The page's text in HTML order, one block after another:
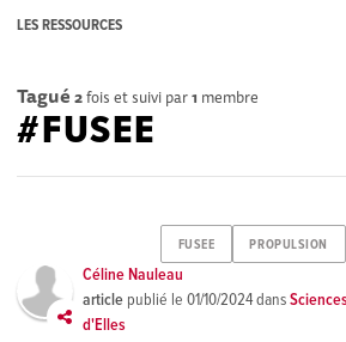
LES RESSOURCES
Tagué 2fois et suivi par1 membre
#FUSEE
FUSEE PROPULSION
Céline Nauleau
article publié le01/10/2024dans
d'Elles